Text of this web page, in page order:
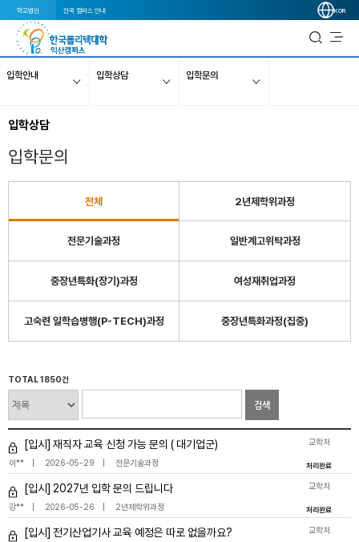
학교법인 전국 캠퍼스 안내 KOR
입학안내 입학상담 입학문의
입학상담
입학문의
전체 2년제학위과정
전문기술과정 일반계고위탁과정
중장년특화(장기)과정 여성재취업과정
고숙련 일학습병행(P-TECH)과정 중장년특화과정(집중)
TOTAL 1850건
검색
[입시] 재직자 교육 신청 가능 문의 ( 대기업군)
이** 2026-05-29 전문기술과정
교학처
처리완료
[입시] 2027년 입학 문의 드립니다
강** 2026-05-26 2년제학위과정
교학처
처리완료
[입시] 전기산업기사 교육 예정은 따로 없을까요? 교학처